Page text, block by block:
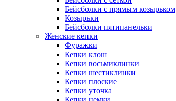
Бейсболки с прямым козырьком
Козырьки
Бейсболки пятипанельки
Женские кепки
Фуражки
Кепки клош
Кепки восьмиклинки
Кепки шестиклинки
Кепки плоские
Кепки уточка